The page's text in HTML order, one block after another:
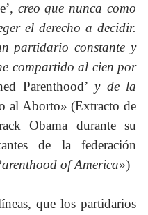
, creo que nunca como
el derecho a decidir.
partidario constante y
compartido al cien por
Parenthood’ y de la
al Aborto» (Extracto de
Obama durante su
de la federación
of America»)
que los partidarios